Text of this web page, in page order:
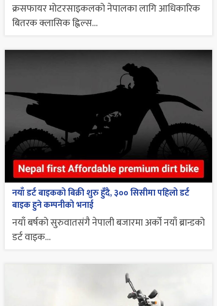
क्रसफायर मोटरसाइकलको नेपालका लागि आधिकारिक
बितरक क्लासिक ह्विल्स...
नयाँ डर्ट बाइकको बिक्री शुरु हुँदै, ३०० सिसीमा पहिलो डर्ट
बाइक हुने कम्पनीको भनाई
नयाँ बर्षको सुरुवातसंगै नेपाली बजारमा अर्को नयाँ ब्रान्डको
डर्ट वाइक...